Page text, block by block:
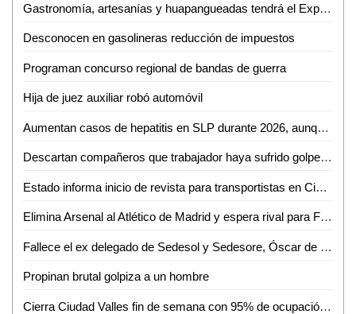
Gastronomía, artesanías y huapangueadas tendrá el Expo Bazar 2026 en Ciudad Valles
Desconocen en gasolineras reducción de impuestos
Programan concurso regional de bandas de guerra
Hija de juez auxiliar robó automóvil
Aumentan casos de hepatitis en SLP durante 2026, aunque con baja incidencia
Descartan compañeros que trabajador haya sufrido golpe de calor en gasolinera
Estado informa inicio de revista para transportistas en Ciudad Valles
Elimina Arsenal al Atlético de Madrid y espera rival para Final de la Champions.
Fallece el ex delegado de Sedesol y Sedesore, Óscar de la Cruz Requena
Propinan brutal golpiza a un hombre
Cierra Ciudad Valles fin de semana con 95% de ocupación hotelera y miles de turistas en parajes